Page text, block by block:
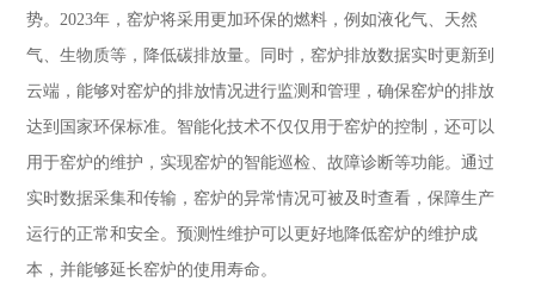
势。2023年，窑炉将采用更加环保的燃料，例如液化气、天然
气、生物质等，降低碳排放量。同时，窑炉排放数据实时更新到
云端，能够对窑炉的排放情况进行监测和管理，确保窑炉的排放
达到国家环保标准。智能化技术不仅仅用于窑炉的控制，还可以
用于窑炉的维护，实现窑炉的智能巡检、故障诊断等功能。通过
实时数据采集和传输，窑炉的异常情况可被及时查看，保障生产
运行的正常和安全。预测性维护可以更好地降低窑炉的维护成
本，并能够延长窑炉的使用寿命。